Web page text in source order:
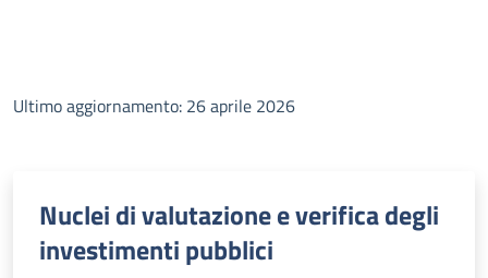
Ultimo aggiornamento: 26 aprile 2026
Nuclei di valutazione e verifica degli
investimenti pubblici